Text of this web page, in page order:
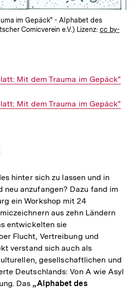
im Gepäck" - Alphabet des
Comicverein e.V.) Lizenz: cc by-
Mit dem Trauma im Gepäck"
Mit dem Trauma im Gepäck"
hinter sich zu lassen und in
neu anzufangen? Dazu fand im
ein Workshop mit 24
aus zehn Ländern
entwickelten sie
Flucht, Vertreibung und
verstand sich auch als
gesellschaftlichen und
Deutschlands: Von A wie Asyl
Das „Alphabet des